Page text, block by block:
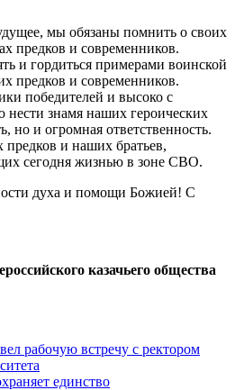
мы обязаны помнить о своих
предков и современников.
и гордиться примерами воинской
предков и современников.
победителей и высоко с
нести знамя наших героических
но и огромная ответственность.
и наших братьев,
сегодня жизнью в зоне СВО.
духа и помощи Божией! С
казачьего общества
рабочую встречу с ректором
единство